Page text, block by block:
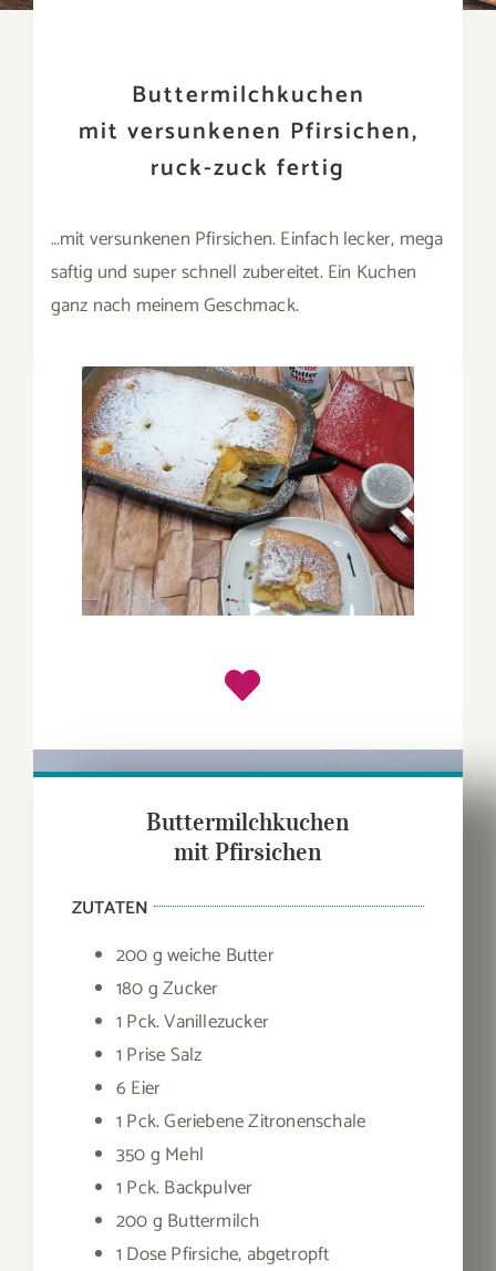
Buttermilchkuchen
mit versunkenen Pfirsichen,
ruck-zuck fertig
…mit versunkenen Pfirsichen. Einfach lecker, mega
saftig und super schnell zubereitet. Ein Kuchen
ganz nach meinem Geschmack.
Buttermilchkuchen
mit Pfirsichen
ZUTATEN
200 g weiche Butter
180 g Zucker
1 Pck. Vanillezucker
1 Prise Salz
6 Eier
1 Pck. Geriebene Zitronenschale
350 g Mehl
1 Pck. Backpulver
200 g Buttermilch
1 Dose Pfirsiche, abgetropft